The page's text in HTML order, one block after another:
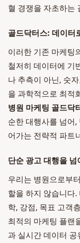
혈 경쟁을 자초하는
골드닥터스: 데이터
이러한 기존 마케팅
철저히 데이터에 기
나 추측이 아닌, 숫
을 과학적으로 최적
병원 마케팅 골드닥
순한 대행사를 넘어
어가는 전략적 파트
단순 광고 대행을 넘
우리는 병원으로부
할을 하지 않습니다
학, 강점, 목표 고객
최적의 마케팅 플랜
과 실시간 데이터